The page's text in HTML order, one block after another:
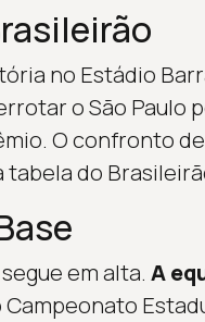
no Estádio
o São Paulo
O confronto
tabela do
em alta. A